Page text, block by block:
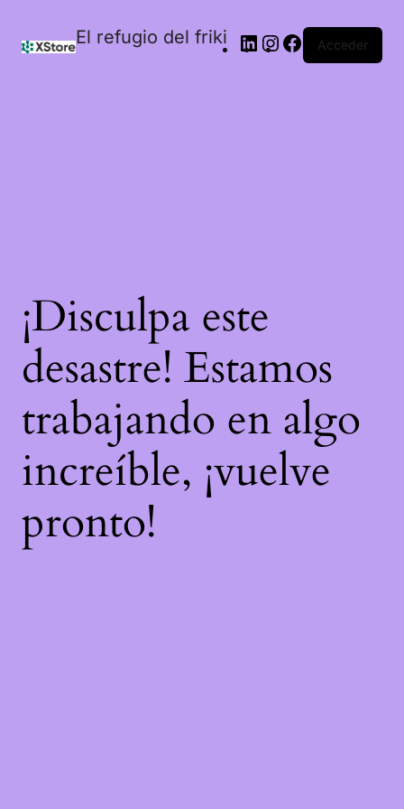
El refugio del friki Acceder
¡Disculpa este
desastre! Estamos
trabajando en algo
increíble, ¡vuelve
pronto!